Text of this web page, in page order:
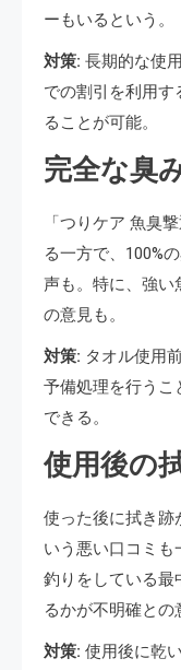
ーもいるという。
対策: 長期的な使
での割引を利用
ることが可能。
完全な臭
「つりケア 魚臭
る一方で、100%
声も。特に、強い
の意見も。
対策: タオル使用
予備処理を行うこ
できる。
使用後の
使った後に拭き跡
いう悪い口コミも
釣りをしている最
るかが不明確との
対策: 使用後に乾